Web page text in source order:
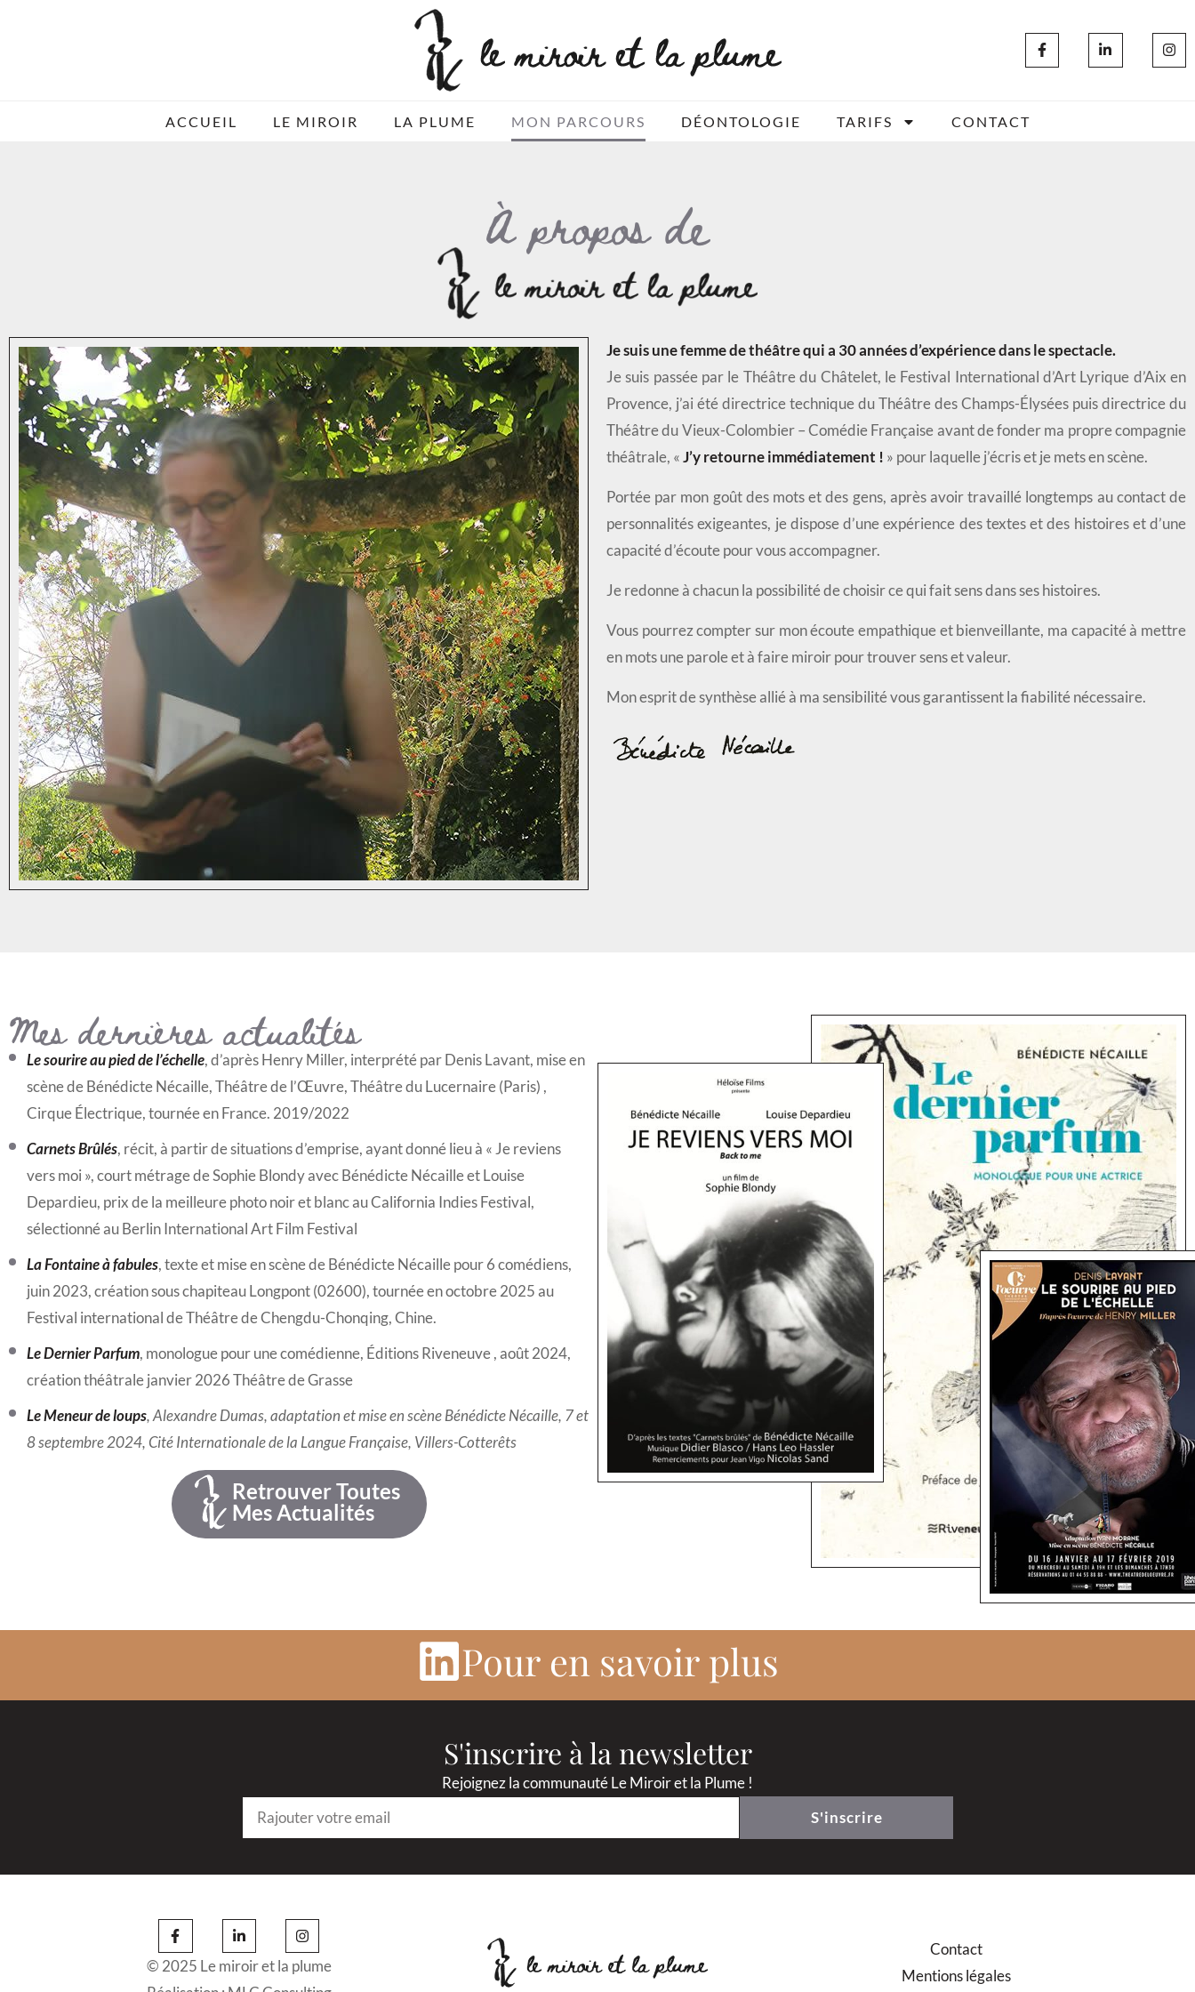
ACCUEIL LE MIROIR LA PLUME MON PARCOURS DÉONTOLOGIE TARIFS CONTACT
À propos de
Je suis une femme de théâtre qui a 30 années d’expérience dans le spectacle.
Je suis passée par le Théâtre du Châtelet, le Festival International d’Art Lyrique d’Aix en
Provence, j’ai été directrice technique du Théâtre des Champs-Élysées puis directrice du
Théâtre du Vieux-Colombier – Comédie Française avant de fonder ma propre compagnie
théâtrale, «J’y retourne immédiatement ! » pour laquelle j’écris et je mets en scène.
Portée par mon goût des mots et des gens, après avoir travaillé longtemps au contact de
personnalités exigeantes, je dispose d’une expérience des textes et des histoires et d’une
capacité d’écoute pour vous accompagner.
Je redonne à chacun la possibilité de choisir ce qui fait sens dans ses histoires.
Vous pourrez compter sur mon écoute empathique et bienveillante, ma capacité à mettre
en mots une parole et à faire miroir pour trouver sens et valeur.
Mon esprit de synthèse allié à ma sensibilité vous garantissent la fiabilité nécessaire.
Mes dernières actualités
Le sourire au pied de l’échelle, d’après Henry Miller, interprété par Denis Lavant, mise en
scène de Bénédicte Nécaille, Théâtre de l’Œuvre, Théâtre du Lucernaire (Paris) ,
Cirque Électrique, tournée en France. 2019/2022
Carnets Brûlés, récit, à partir de situations d’emprise, ayant donné lieu à « Je reviens
vers moi », court métrage de Sophie Blondy avec Bénédicte Nécaille et Louise
Depardieu, prix de la meilleure photo noir et blanc au California Indies Festival,
sélectionné au Berlin International Art Film Festival
La Fontaine à fabules, texte et mise en scène de Bénédicte Nécaille pour 6 comédiens,
juin 2023, création sous chapiteau Longpont (02600), tournée en octobre 2025 au
Festival international de Théâtre de Chengdu-Chonqing, Chine.
Le Dernier Parfum, monologue pour une comédienne, Éditions Riveneuve , août 2024,
création théâtrale janvier 2026 Théâtre de Grasse
Le Meneur de loups, Alexandre Dumas, adaptation et mise en scène Bénédicte Nécaille, 7 et
8 septembre 2024, Cité Internationale de la Langue Française, Villers-Cotterêts
Retrouver Toutes
Mes Actualités
Pour en savoir plus
S'inscrire à la newsletter
Rejoignez la communauté Le Miroir et la Plume !
S'inscrire
© 2025 Le miroir et la plume
Contact
Mentions légales